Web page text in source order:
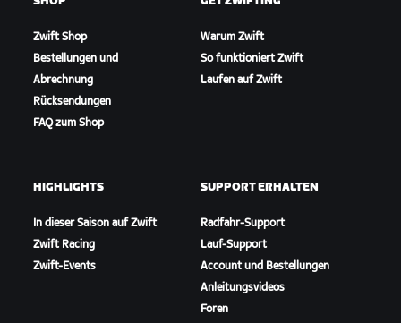
Zwift Shop
Bestellungen und
Abrechnung
Rücksendungen
FAQ zum Shop
Warum Zwift
So funktioniert Zwift
Laufen auf Zwift
HIGHLIGHTS
In dieser Saison auf Zwift
Zwift Racing
Zwift-Events
SUPPORT ERHALTEN
Radfahr-Support
Lauf-Support
Account und Bestellungen
Anleitungsvideos
Foren